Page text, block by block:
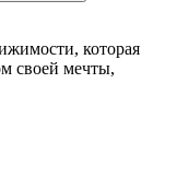
которая
своей мечты,